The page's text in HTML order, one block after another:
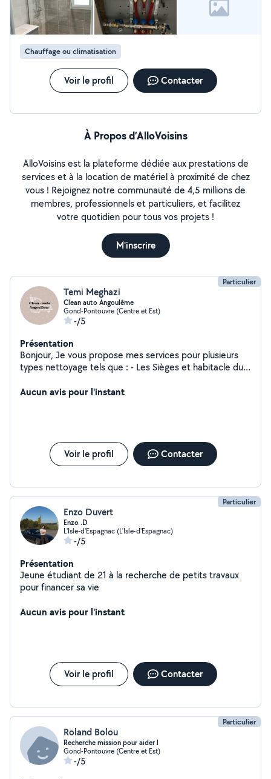
Chauffage ou climatisation
Voir le profil Contacter
À Propos d’AlloVoisins
AlloVoisins est la plateforme dédiée aux prestations de
services et à la location de matériel à proximité de chez
vous ! Rejoignez notre communauté de 4,5 millions de
membres, professionnels et particuliers, et facilitez
votre quotidien pour tous vos projets !
M'inscrire
Particulier
Temi Meghazi
Clean auto Angoulême
Gond-Pontouvre (Centre et Est)
-/5
Présentation
Bonjour, Je vous propose mes services pour plusieurs
types nettoyage tels que : - Les Sièges et habitacle du
jaunissement des phares - Tapis - Matelas - Canapés,
N'hésitez pas à me contacter
Aucun avis pour l'instant
Voir le profil Contacter
Particulier
Enzo Duvert
Enzo .D
L'Isle-d'Espagnac (L'Isle-d'Espagnac)
-/5
Présentation
Jeune étudiant de 21 à la recherche de petits travaux
pour financer sa vie
Aucun avis pour l'instant
Voir le profil Contacter
Particulier
Roland Bolou
Recherche mission pour aider l
Gond-Pontouvre (Centre et Est)
-/5